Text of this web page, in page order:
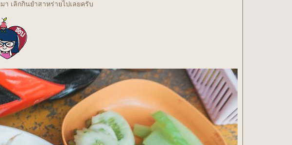
า เลิกกินยำสาหร่ายไปเลยครับ